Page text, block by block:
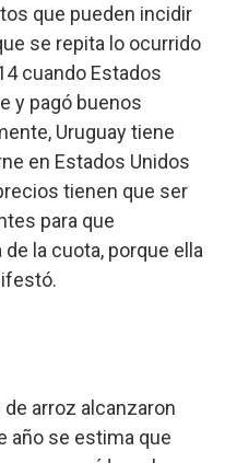
que pueden incidir
se repita lo ocurrido
cuando Estados
y pagó buenos
Uruguay tiene
en Estados Unidos
tienen que ser
para que
la cuota, porque ella
arroz alcanzaron
año se estima que